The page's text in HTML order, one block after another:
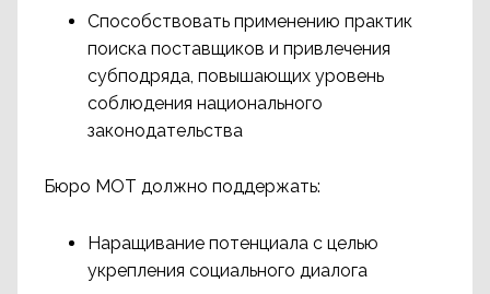
Способствовать применению практик
поиска поставщиков и привлечения
субподряда, повышающих уровень
соблюдения национального
законодательства
Бюро МОТ должно поддержать:
Наращивание потенциала с целью
укрепления социального диалога